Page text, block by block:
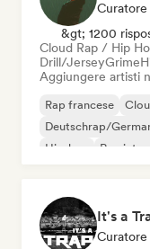
Curatore
&gt; 1200
Cloud Rap / Hip
Drill/JerseyGrime
Aggiungere artisti
Rap francese
Deutschrap/
Hip-hop
Rap
Curatore